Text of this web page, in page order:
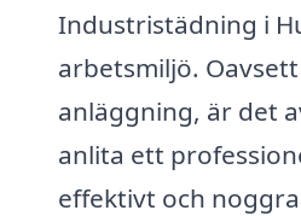
Industristädning i
arbetsmiljö.
anläggning, är det
anlita ett
effektivt och